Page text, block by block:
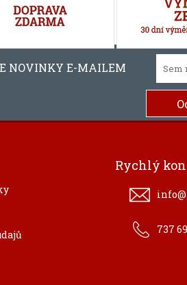
NOVINKY E-MAILEM
Rychlý
737